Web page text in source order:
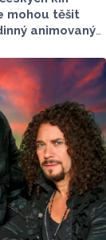
mohou těšit
animovaný
novinky
Kobzy pro